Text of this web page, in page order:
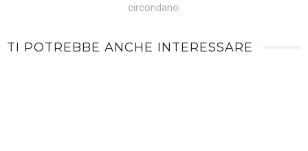
circondano.
TI POTREBBE ANCHE INTERESSARE